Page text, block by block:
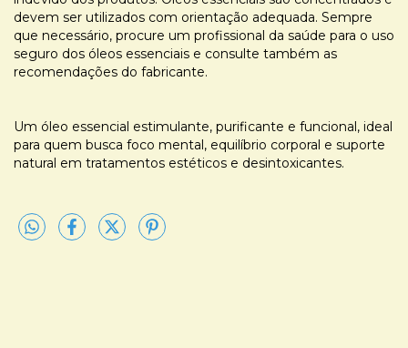
devem ser utilizados com orientação adequada. Sempre
que necessário, procure um profissional da saúde para o uso
seguro dos óleos essenciais e consulte também as
recomendações do fabricante.
Um óleo essencial estimulante, purificante e funcional, ideal
para quem busca foco mental, equilíbrio corporal e suporte
natural em tratamentos estéticos e desintoxicantes.